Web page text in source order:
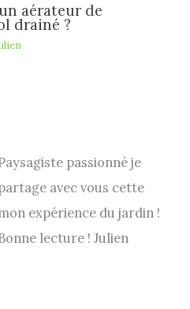
aérateur de
drainé ?
passionné je
avec vous cette
expérience du jardin !
lecture ! Julien